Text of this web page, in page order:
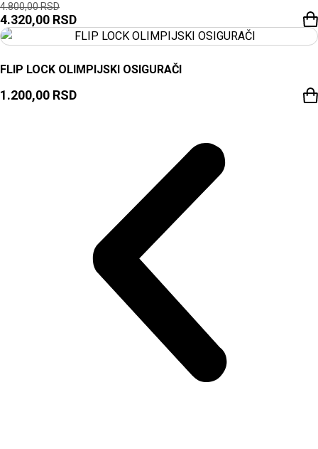
4.800,00RSD
4.320,00 RSD
FLIP LOCK OLIMPIJSKI OSIGURAČI
1.200,00 RSD